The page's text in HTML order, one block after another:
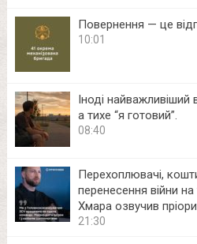
Повернення — це
10:01
Іноді найважливіший
а тихе “я готовий”.
08:40
Перехоплювачі,
перенесення війни на
Хмара озвучив
21:30